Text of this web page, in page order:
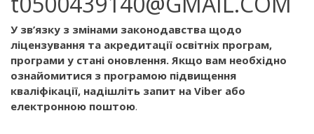
У зв’язку з змінами законодавства щодо
ліцензування та акредитації освітніх програм,
програми у стані оновлення. Якщо вам необхідно
ознайомитися з програмою підвищення
кваліфікації, надішліть запит на Viber або
електронною поштою.